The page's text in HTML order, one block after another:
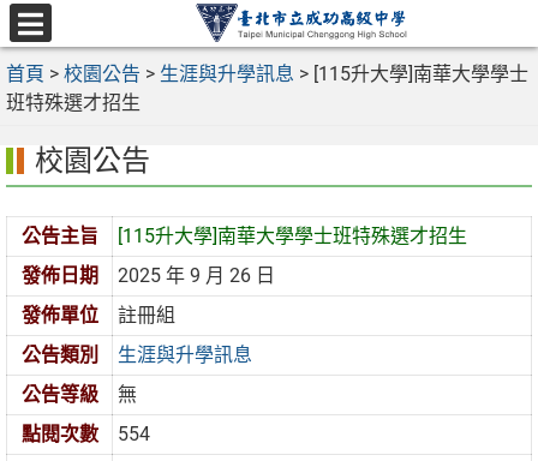
跳
至
主
要
區
選
單
首頁 > 校園公告 > 生涯與升學訊息 > [115升大學]南華大學學士
班特殊選才招生
校園公告
公告主旨
[115升大學]南華大學學士班特殊選才招生
發佈日期
2025 年 9 月 26 日
發佈單位
註冊組
公告類別
生涯與升學訊息
公告等級
無
點閱次數
554